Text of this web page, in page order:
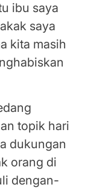
ibu saya
saya
kita masih
topik hari
dukungan
orang di
dengan-